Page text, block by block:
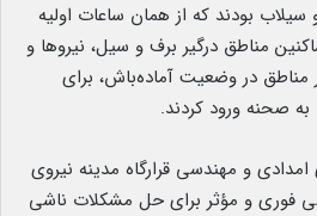
سیلاب بودند که از همان ساعات اولیه
مناطق درگیر برف و سیل، نیروها و
در وضعیت آماده‌باش، برای
صحنه ورود کردند.
و مهندسی قرارگاه مدینه نیروی
فوری و مؤثر برای حل مشکلات ناشی